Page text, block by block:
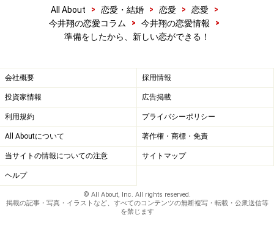
All About > 恋愛・結婚 > 恋愛 > 恋愛
>
今井翔の恋愛コラム
> 今井翔の恋愛情報
>
準備をしたから、新しい恋ができる！
会社概要 採用情報
投資家情報 広告掲載
利用規約 プライバシーポリシー
All Aboutについて 著作権・商標・免責
当サイトの情報についての注意 サイトマップ
ヘルプ
© All About, Inc. All rights reserved.
掲載の記事・写真・イラストなど、すべてのコンテンツの無断複写・転載・公衆送信等
を禁じます